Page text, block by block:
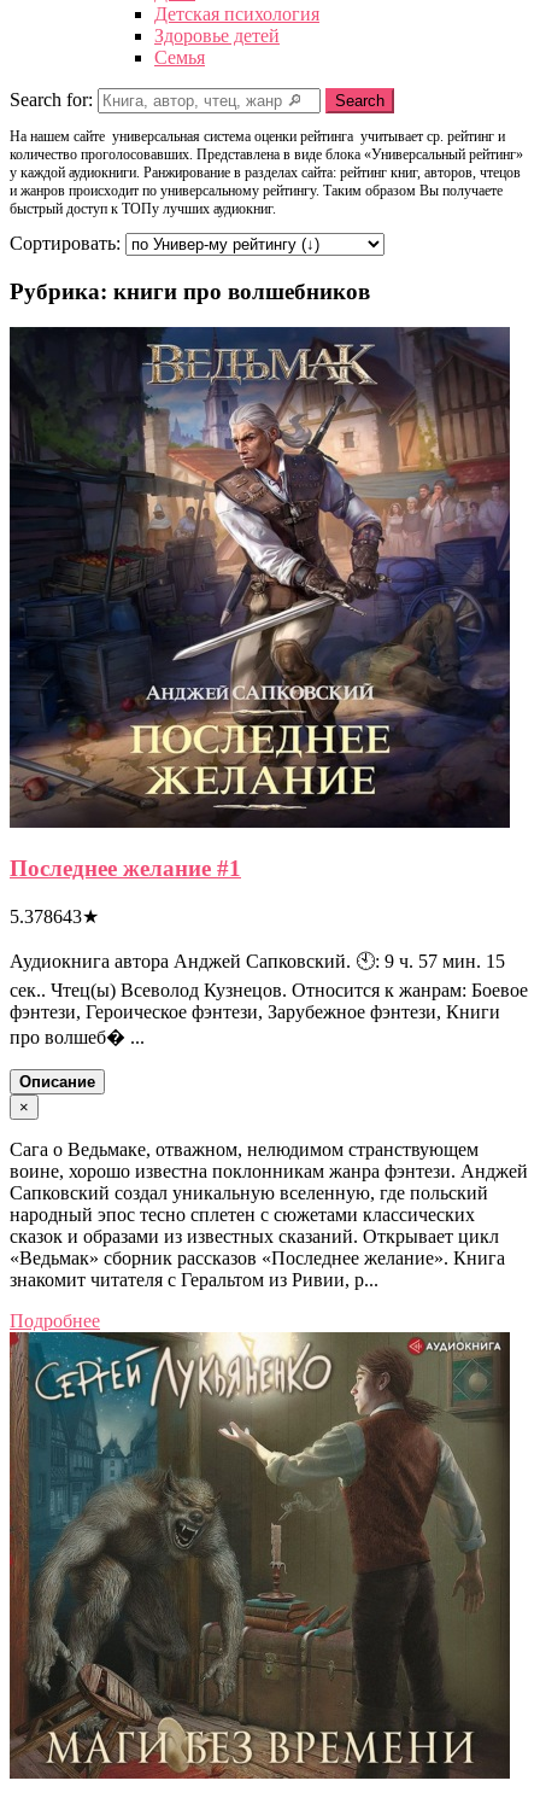
Детская психология
Здоровье детей
Семья
Search for: Search
На нашем сайте универсальная система оценки рейтинга учитывает ср. рейтинг и
количество проголосовавших. Представлена в виде блока «Универсальный рейтинг»
у каждой аудиокниги. Ранжирование в разделах сайта: рейтинг книг, авторов, чтецов
и жанров происходит по универсальному рейтингу. Таким образом Вы получаете
быстрый доступ к ТОПу лучших аудиокниг.
Сортировать:
Рубрика: книги про волшебников
Последнее желание #1
5.378643★
Аудиокнига автора Анджей Сапковский. 🕙: 9 ч. 57 мин. 15
сек.. Чтец(ы) Всеволод Кузнецов. Относится к жанрам: Боевое
фэнтези, Героическое фэнтези, Зарубежное фэнтези, Книги
про волшеб� ...
Описание
×
Сага о Ведьмаке, отважном, нелюдимом странствующем
воине, хорошо известна поклонникам жанра фэнтези. Анджей
Сапковский создал уникальную вселенную, где польский
народный эпос тесно сплетен с сюжетами классических
сказок и образами из известных сказаний. Открывает цикл
«Ведьмак» сборник рассказов «Последнее желание». Книга
знакомит читателя с Геральтом из Ривии, р...
Подробнее